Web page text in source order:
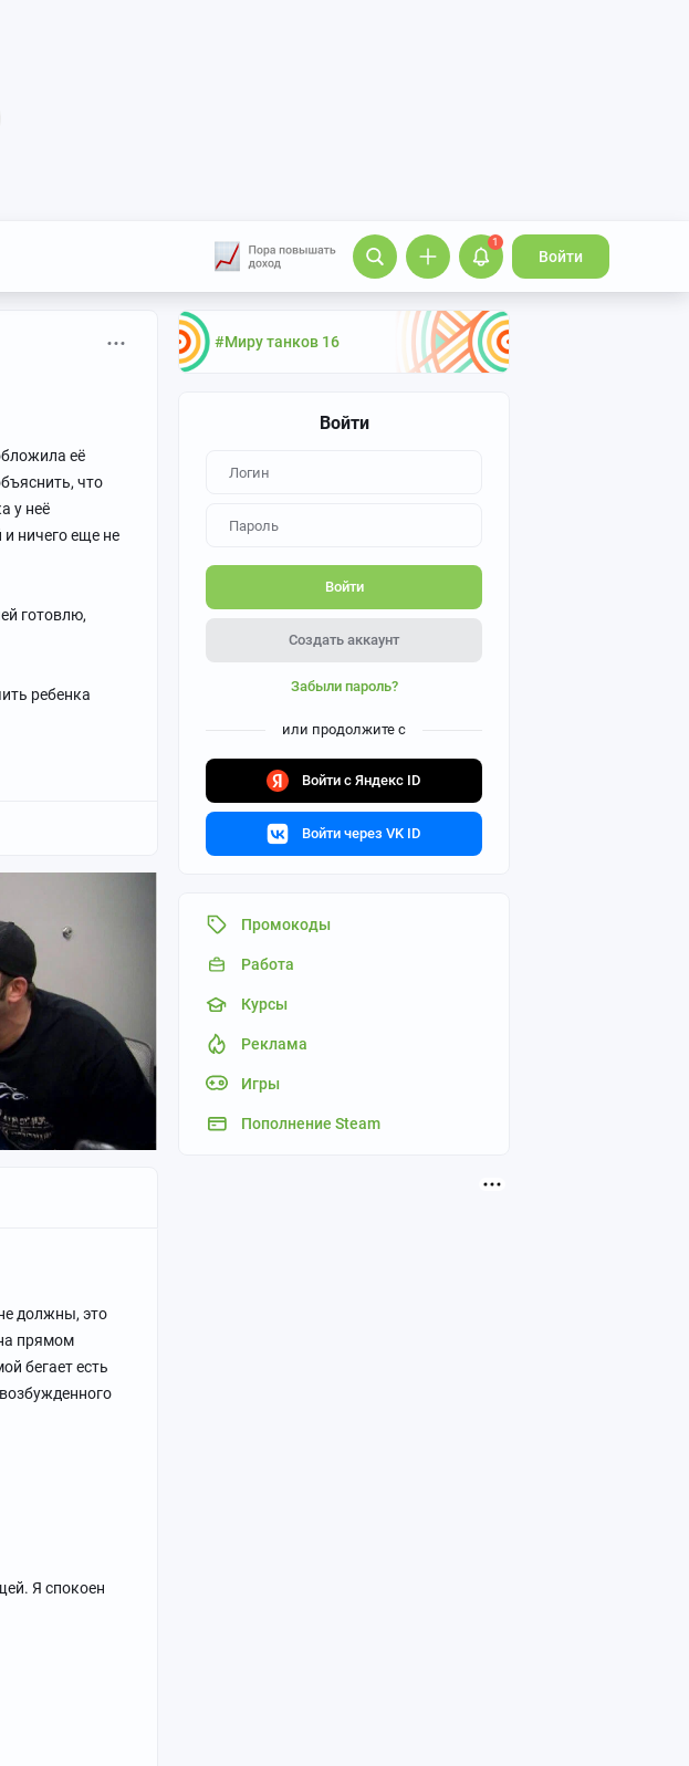
1
Войти
#Миру танков 16
Войти
Войти
Создать аккаунт
Забыли пароль?
или продолжите с
Войти с Яндекс ID
Войти через VK ID
Промокоды
Работа
Курсы
Реклама
Игры
Пополнение Steam
её
что
у неё
ничего еще не
готовлю,
ребенка
должны, это
прямом
бегает есть
Я спокоен